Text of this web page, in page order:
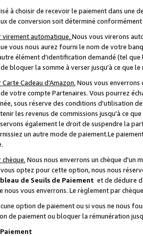
à choisir de recevoir le paiement dans une
de conversion soit déterminé
virement automatique. Nous vous virerons
vous nous aurez fourni le nom de votre
élément d'identification demandé (tel que
bloquer la somme à verser jusqu'à ce que
Cadeau d’Amazon. Nous vous
votre compte Partenaires. Vous pourrez
sous réserve des conditions d'utilisation
les revenus de commissions jusqu'à ce
également le droit de suspendre la
un autre mode de paiement.Le
Nous nous enverrons un chèque d'un
optez pour cette option, nous nous
de Seuils de Paiement et de déduire
nous vous enverrons. Le règlement par
option de paiement ou si vous ne nous
de paiement ou bloquer la rémunération